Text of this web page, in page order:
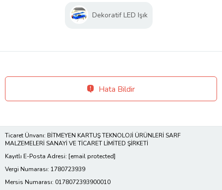
Dekoratif LED Işık
Hata Bildir
Ticaret Ünvanı: BİTMEYEN KARTUŞ TEKNOLOJİ ÜRÜNLERİ SARF
MALZEMELERİ SANAYİ VE TİCARET LİMİTED ŞİRKETİ
Kayıtlı E-Posta Adresi: [email protected]
Vergi Numarası: 1780723939
Mersis Numarası: 0178072393900010